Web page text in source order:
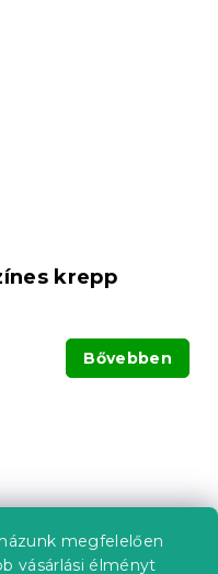
megfelelően
vásárlási élményt
krepp
Bővebben